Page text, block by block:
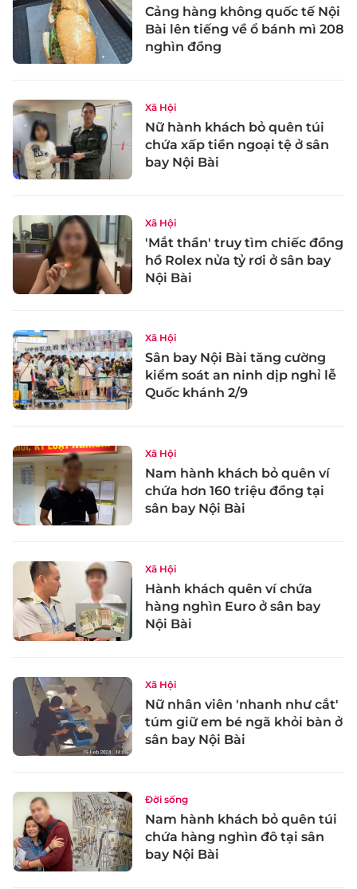
Cảng hàng không quốc tế Nội
Bài lên tiếng về ổ bánh mì 208
nghìn đồng
Xã Hội
Nữ hành khách bỏ quên túi
chứa xấp tiền ngoại tệ ở sân
bay Nội Bài
Xã Hội
'Mắt thần' truy tìm chiếc đồng
hồ Rolex nửa tỷ rơi ở sân bay
Nội Bài
Xã Hội
Sân bay Nội Bài tăng cường
kiểm soát an ninh dịp nghỉ lễ
Quốc khánh 2/9
Xã Hội
Nam hành khách bỏ quên ví
chứa hơn 160 triệu đồng tại
sân bay Nội Bài
Xã Hội
Hành khách quên ví chứa
hàng nghìn Euro ở sân bay
Nội Bài
Xã Hội
Nữ nhân viên 'nhanh như cắt'
túm giữ em bé ngã khỏi bàn ở
sân bay Nội Bài
Đời sống
Nam hành khách bỏ quên túi
chứa hàng nghìn đô tại sân
bay Nội Bài